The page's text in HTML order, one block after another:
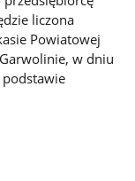
liczona
Powiatowej
w dniu